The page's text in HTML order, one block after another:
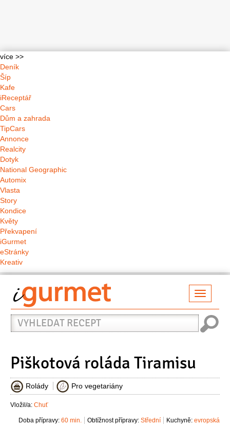
více >>
Deník
Šíp
Kafe
iReceptář
Cars
Dům a zahrada
TipCars
Annonce
Realcity
Dotyk
National Geographic
Automix
Vlasta
Story
Kondice
Květy
Překvapení
iGurmet
eStránky
Kreativ
Vyhledat
recept
Piškotová roláda Tiramisu
Rolády Pro vegetariány
Vložil/a: Chuť
Kuchyně: evropská
Obtížnost přípravy: Střední
Doba přípravy: 60 min.